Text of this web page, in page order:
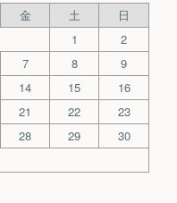
金 土
日
1
2
7 8
9
14 15
16
21 22
23
28 29
30